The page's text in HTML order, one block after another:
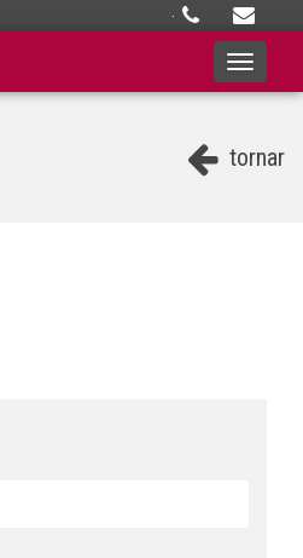
·
Toggle
tornar